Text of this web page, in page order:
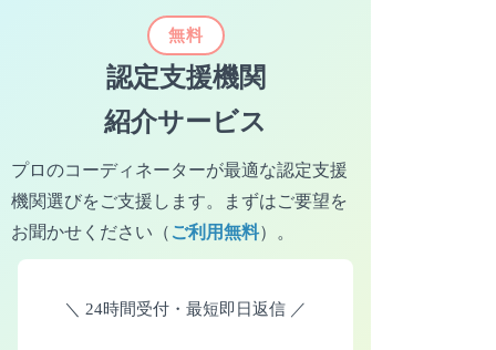
静岡県
三重県
東海
無料
認定支援機関
紹介サービス
プロのコーディネーターが最適な認定支援
機関選びをご支援します。
まずはご要望を
お聞かせください（ ご利用無料）。
＼ 24時間受付・最短即日返信 ／